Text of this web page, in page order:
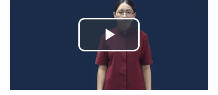
Play
Video